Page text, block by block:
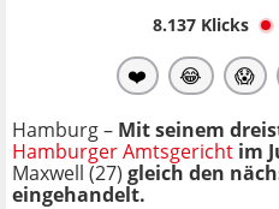
8.137Klicks
❤️ 😂 😱
Hamburg – Mit seinem
Hamburger Amtsgericht im
Maxwell (27) gleich den
eingehandelt.